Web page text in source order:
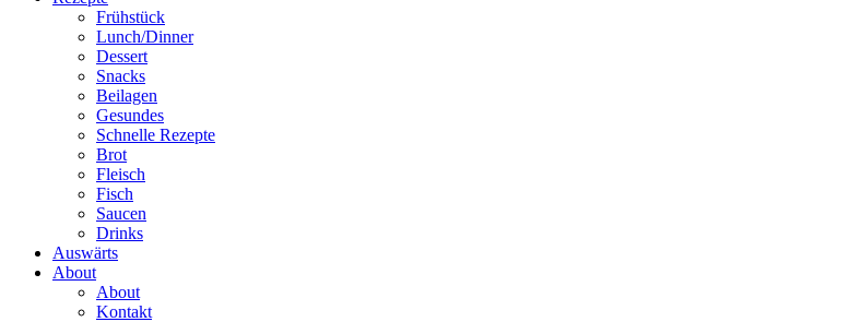
Frühstück
Lunch/Dinner
Dessert
Snacks
Beilagen
Gesundes
Schnelle Rezepte
Brot
Fleisch
Fisch
Saucen
Drinks
Auswärts
About
About
Kontakt